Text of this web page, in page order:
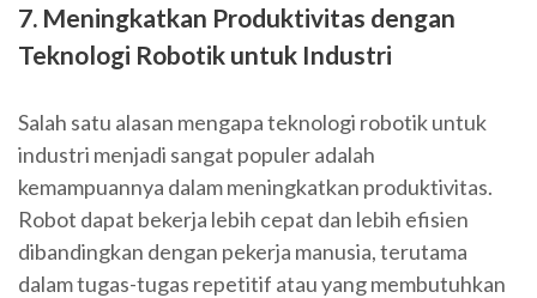
7. Meningkatkan Produktivitas dengan
Teknologi Robotik untuk Industri
Salah satu alasan mengapa teknologi robotik untuk
industri menjadi sangat populer adalah
kemampuannya dalam meningkatkan produktivitas.
Robot dapat bekerja lebih cepat dan lebih efisien
dibandingkan dengan pekerja manusia, terutama
dalam tugas-tugas repetitif atau yang membutuhkan